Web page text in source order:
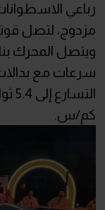
سرعات مع
كم/س.